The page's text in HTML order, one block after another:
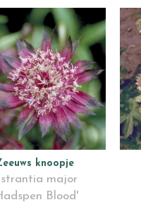
knoopje
major
Blood'